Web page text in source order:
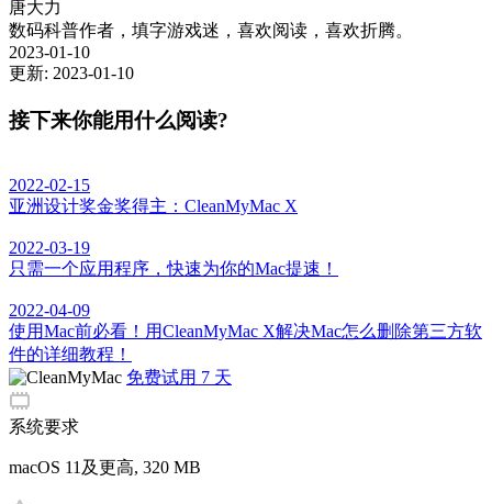
唐大力
数码科普作者，填字游戏迷，喜欢阅读，喜欢折腾。
2023-01-10
更新: 2023-01-10
接下来你能用什么阅读?
2022-02-15
亚洲设计奖金奖得主：CleanMyMac X
2022-03-19
只需一个应用程序，快速为你的Mac提速！
2022-04-09
使用Mac前必看！用CleanMyMac X解决Mac怎么删除第三方软
件的详细教程！
免费试用 7 天
系统要求
macOS 11及更高, 320 MB